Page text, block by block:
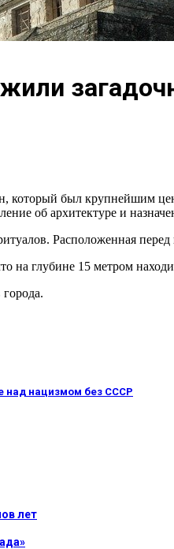
который был крупнейшим
об архитектуре и
Расположенная
глубине 15 метром
над нацизмом без СССР
лет